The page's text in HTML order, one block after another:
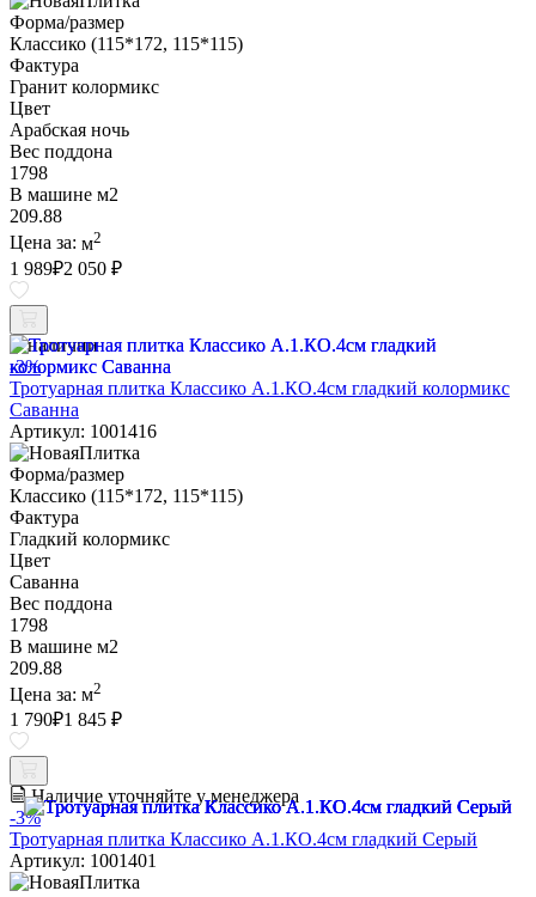
Форма/размер
Классико (115*172, 115*115)
Фактура
Гранит колормикс
Цвет
Арабская ночь
Вес поддона
1798
В машине м2
209.88
Цена за: м2
1 989₽2 050 ₽
В наличии
-3%
Тротуарная плитка Классико А.1.КО.4см гладкий колормикс
Саванна
Артикул: 1001416
Форма/размер
Классико (115*172, 115*115)
Фактура
Гладкий колормикс
Цвет
Саванна
Вес поддона
1798
В машине м2
209.88
Цена за: м2
1 790₽1 845 ₽
Наличие уточняйте у менеджера
-3%
Тротуарная плитка Классико А.1.КО.4см гладкий Серый
Артикул: 1001401